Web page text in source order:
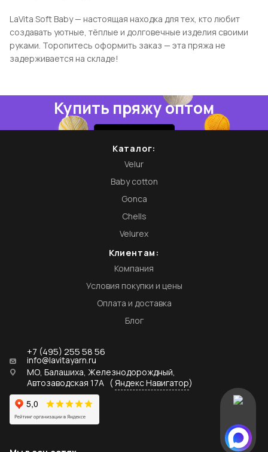
LaVita Soft Baby — настоящая находка для тех, кто любит
создавать уютные, тёплые и долговечные изделия своими
руками. Торопитесь оформить заказ — эта пряжа не
задерживается на складе!
Купить пряжу оптом
Каталог:
Velur
Baby cotton
Gonca
Chells
Velurex
Клиентам:
Компания
Условия покупки и цены
Оплата и доставка
Блог
+7 (495) 255 58 56
info@lavitayarn.ru
МО, Балашиха, Железнодорождный,
Автозаводская 17А (Яндекс Навигатор)